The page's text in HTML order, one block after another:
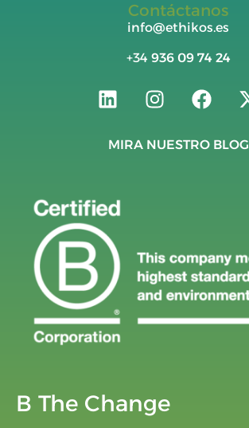
Contáctanos
info@ethikos.es
+34 936 09 74 24
MIRA NUESTRO BLOG
B The Change